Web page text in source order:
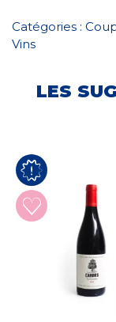
Catégories :
Vins
LES